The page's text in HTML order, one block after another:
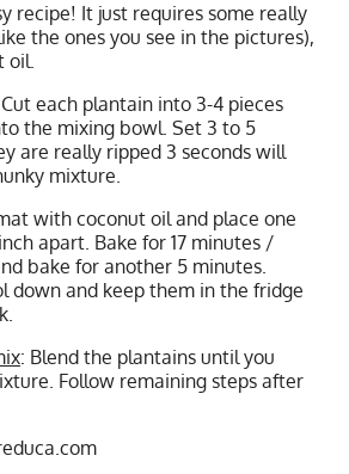
recipe! It just requires some really
the ones you see in the pictures),
oil.
Cut each plantain into 3-4 pieces
the mixing bowl. Set 3 to 5
are really ripped 3 seconds will
mixture.
with coconut oil and place one
apart. Bake for 17 minutes /
bake for another 5 minutes.
down and keep them in the fridge
: Blend the plantains until you
Follow remaining steps after